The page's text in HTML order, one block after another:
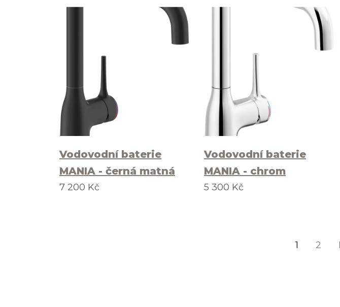
Vodovodní baterie
MANIA - černá matná
7 200 Kč
Vodovodní baterie
MANIA - chrom
5 300 Kč
1 2